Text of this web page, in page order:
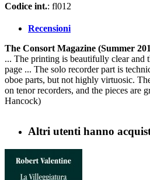
Codice int.: fl012
Recensioni
The Consort Magazine (Summer
... The printing is beautifully clear and
page ... The solo recorder part is
oboe parts, but not highly virtuosic.
on tenor recorders, and the pieces are
Hancock)
Altri utenti hanno